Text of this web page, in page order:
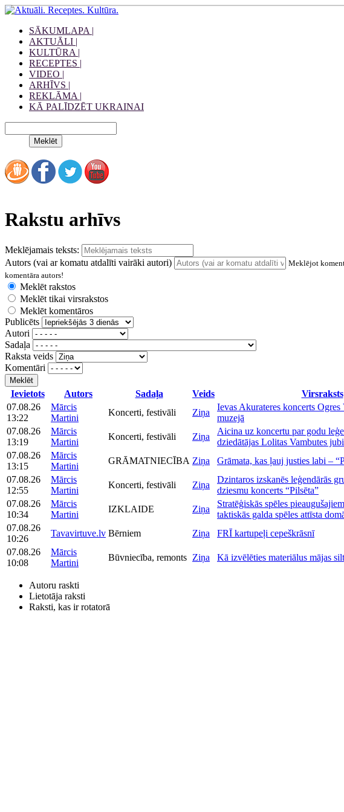
SĀKUMLAPA |
AKTUĀLI |
KULTŪRA |
RECEPTES |
VIDEO |
ARHĪVS |
REKLĀMA |
KĀ PALĪDZĒT UKRAINAI
Rakstu arhīvs
Meklējamais teksts:
Autors (vai ar komatu atdalīti vairāki autori)
Meklējot
komentāra autors!
Meklēt rakstos
Meklēt tikai virsrakstos
Meklēt komentāros
Publicēts
Autori
Sadaļa
Raksta veids
Komentāri
Meklēt
Ievietots Autors Sadaļa Veids Virsraksts
07.08.26
13:22
Mārcis
Martini
Koncerti, festivāli Ziņa
Ievas Akurateres koncerts Ogres
muzejā
07.08.26
13:19
Mārcis
Martini
Koncerti, festivāli Ziņa
Aicina uz koncertu par godu
dziedātājas Lolitas Vambutes
07.08.26
13:15
Mārcis
Martini
GRĀMATNIECĪBA Ziņa Grāmata, kas ļauj justies labi –
07.08.26
12:55
Mārcis
Martini
Koncerti, festivāli Ziņa
Dzintaros izskanēs leģendārās
dziesmu koncerts “Pilsēta”
07.08.26
10:34
Mārcis
Martini
IZKLAIDE Ziņa
Stratēģiskās spēles
taktiskās galda spēles attīsta
07.08.26
10:26
Tavavirtuve.lv Bērniem Ziņa FRĪ kartupeļi cepeškrāsnī
07.08.26
10:08
Mārcis
Martini
Būvniecība, remonts Ziņa Kā izvēlēties materiālus mājas
Autoru raskti
Lietotāja raksti
Raksti, kas ir rotatorā